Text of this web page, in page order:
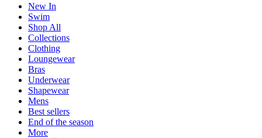
New In
Swim
Shop All
Collections
Clothing
Loungewear
Bras
Underwear
Shapewear
Mens
Best sellers
End of the season
More